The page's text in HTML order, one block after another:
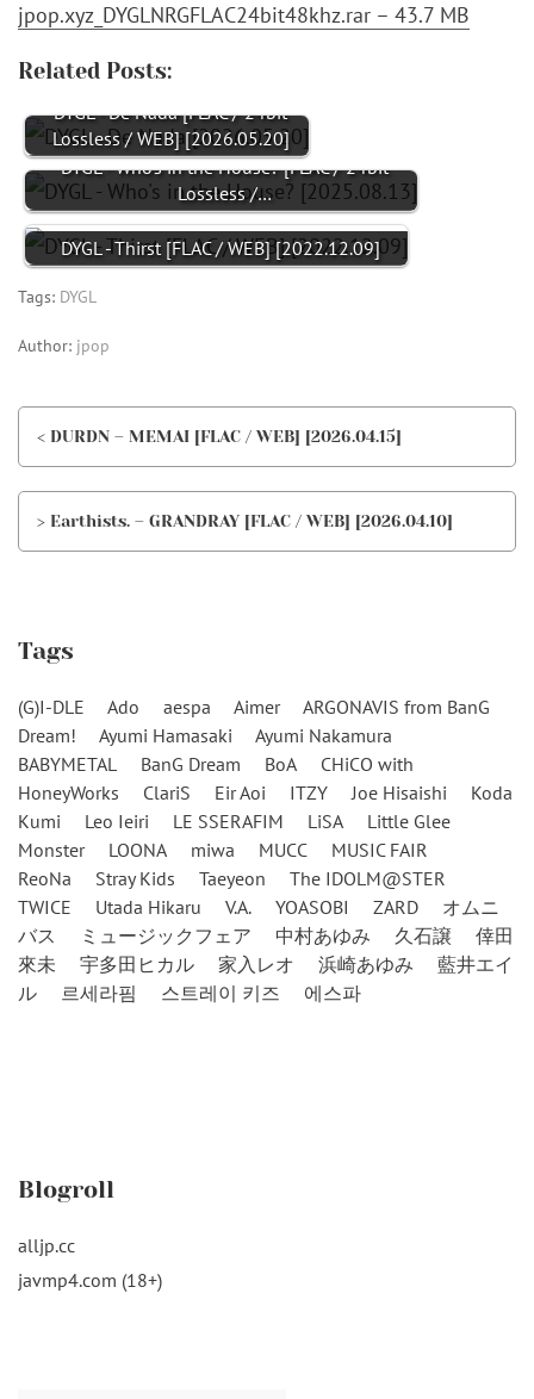
jpop.xyz_DYGLNRGFLAC24bit48khz.rar – 43.7 MB
Related Posts:
DYGL - De Nada [FLAC / 24bit
Lossless / WEB] [2026.05.20]
DYGL - Who's in the House? [FLAC / 24bit
Lossless /…
DYGL - Thirst [FLAC / WEB] [2022.12.09]
Tags: DYGL
Author: jpop
< DURDN – MEMAI [FLAC / WEB] [2026.04.15]
> Earthists. – GRANDRAY [FLAC / WEB] [2026.04.10]
Tags
(G)I-DLE Ado aespa Aimer
ARGONAVIS from BanG
Dream!
Ayumi Hamasaki
Ayumi Nakamura
BABYMETAL
BanG Dream BoA
CHiCO with
HoneyWorks
ClariS Eir Aoi ITZY Joe Hisaishi
Koda
Kumi
Leo Ieiri LE SSERAFIM LiSA
Little Glee
Monster
LOONA miwa MUCC
MUSIC FAIR
ReoNa
Stray Kids Taeyeon
The IDOLM@STER
TWICE
Utada Hikaru V.A. YOASOBI ZARD
オムニ
バス
ミュージックフェア 中村あゆみ 久石譲
倖田
來未
宇多田ヒカル 家入レオ 浜崎あゆみ
藍井エイ
ル
르세라핌 스트레이 키즈 에스파
Blogroll
alljp.cc
javmp4.com (18+)